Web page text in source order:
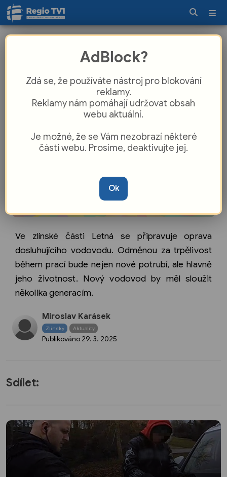
dosluhujícího vodovodu
Ve zlínské části Letná se připravuje oprava
dosluhujícího vodovodu. Odměnou za trpělivost
během prací bude nejen nové potrubí, ale hlavně
jeho životnost. Nový vodovod by měl sloužit
několika generacím.
Miroslav Karásek
Zlínský Aktuality
Publikováno 29. 3. 2025
Sdílet:
AdBlock?
Zdá se, že používáte nástroj pro blokování
reklamy.
Reklamy nám pomáhají udržovat obsah
webu aktuální.
Je možné, že se Vám nezobrazí některé
části webu. Prosíme, deaktivujte jej.
Ok